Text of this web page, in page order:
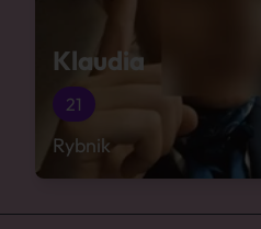
Klaudia
21
Rybnik